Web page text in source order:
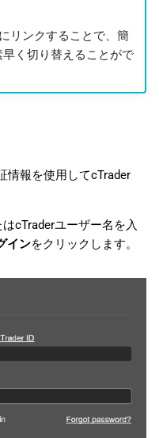
リンクすることで、簡
く切り替えることがで
情報を使用してcTrader
cTraderユーザー名を入
インをクリックします。